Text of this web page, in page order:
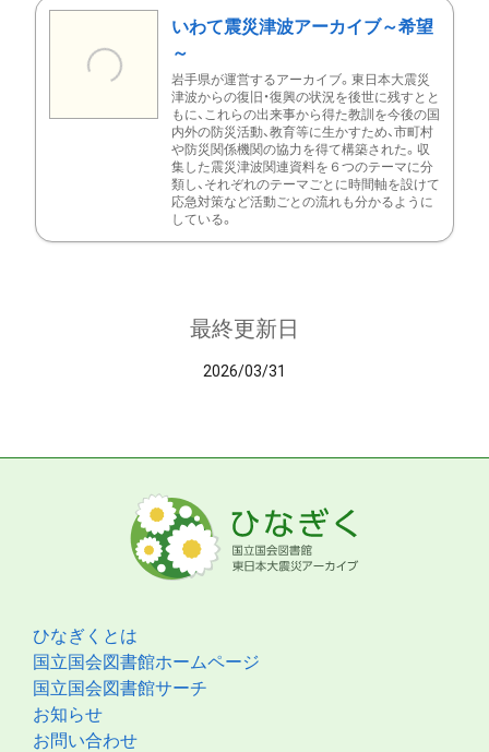
いわて震災津波アーカイブ～希望
～
岩手県が運営するアーカイブ。東日本大震災
津波からの復旧・復興の状況を後世に残すとと
もに、これらの出来事から得た教訓を今後の国
内外の防災活動、教育等に生かすため、市町村
や防災関係機関の協力を得て構築された。収
集した震災津波関連資料を６つのテーマに分
類し、それぞれのテーマごとに時間軸を設けて
応急対策など活動ごとの流れも分かるように
している。
最終更新日
2026/03/31
ひなぎくとは
国立国会図書館ホームページ
国立国会図書館サーチ
お知らせ
お問い合わせ